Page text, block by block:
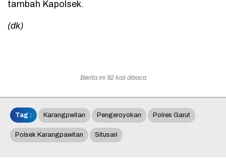
tambah Kapolsek.
(dk)
Berita ini 92 kali dibaca
Tag : Karangpwitan Pengeroyokan Polres Garut
Polsek Karangpawitan Situsari